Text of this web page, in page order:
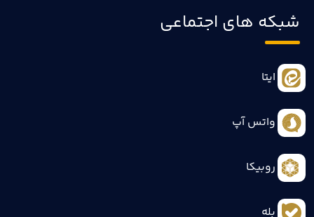
شبکه های اجتماعی
ایتا
واتس آپ
روبیکا
بله